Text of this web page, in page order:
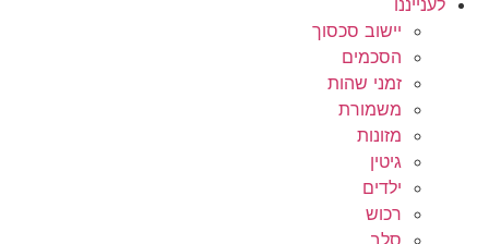
לענייננו
יישוב סכסוך
הסכמים
זמני שהות
משמורת
מזונות
גיטין
ילדים
רכוש
סלב